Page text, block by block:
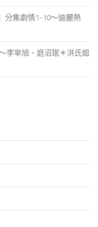
分集劇情1-10～迪麗熱
李宰旭、庭沼珉＊洪氏姐